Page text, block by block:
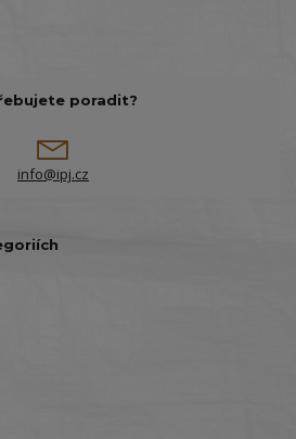
poradit?
info@ipj.cz